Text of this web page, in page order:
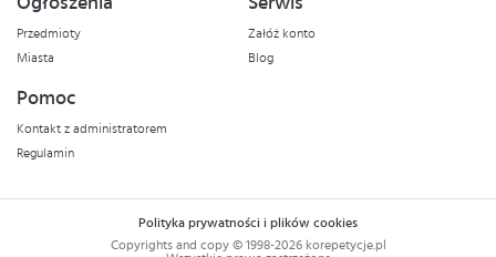
Przedmioty
Miasta
Załóż konto
Blog
Pomoc
Kontakt z administratorem
Regulamin
Polityka prywatności i plików cookies
Copyrights and copy © 1998-2026 korepetycje.pl